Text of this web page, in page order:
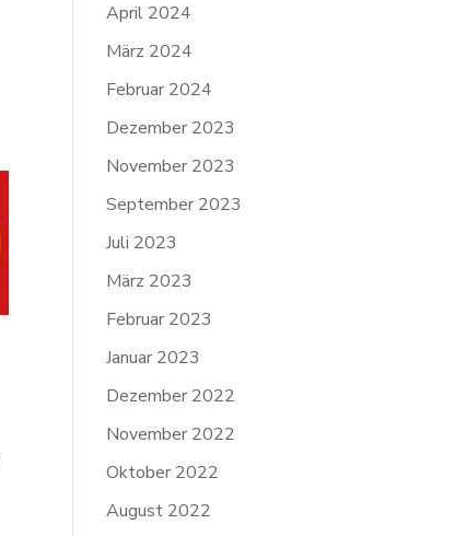
April 2024
März 2024
Februar 2024
Dezember 2023
November 2023
September 2023
Juli 2023
März 2023
Februar 2023
Januar 2023
Dezember 2022
November 2022
Oktober 2022
August 2022